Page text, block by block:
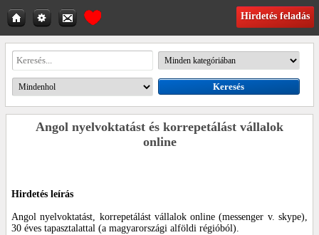
Hirdetés feladás
Angol nyelvoktatást és korrepetálást vállalok
online
Hirdetés leírás
Angol nyelvoktatást, korrepetálást vállalok online (messenger v. skype),
30 éves tapasztalattal (a magyarországi alföldi régióból).